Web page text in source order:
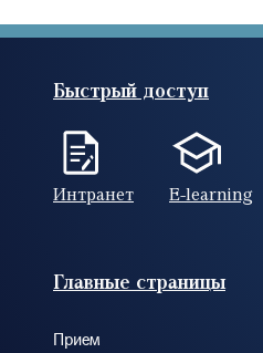
Быстрый доступ
Интранет E-learning
Footer (RUS)
Главные страницы
Прием